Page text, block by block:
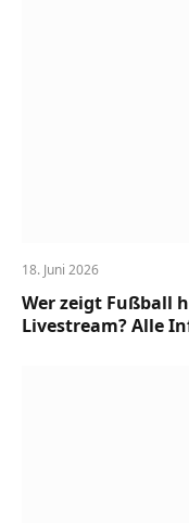
18. Juni 2026
Wer zeigt Fußball
Livestream? Alle